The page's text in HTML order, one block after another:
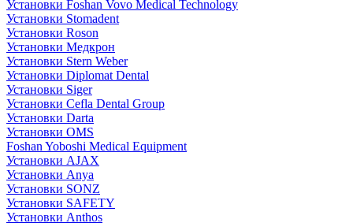
Установки Foshan Vovo Medical Technology
Установки Stomadent
Установки Roson
Установки Медкрон
Установки Stern Weber
Установки Diplomat Dental
Установки Siger
Установки Cefla Dental Group
Установки Darta
Установки OMS
Foshan Yoboshi Medical Equipment
Установки AJAX
Установки Anya
Установки SONZ
Установки SAFETY
Установки Anthos